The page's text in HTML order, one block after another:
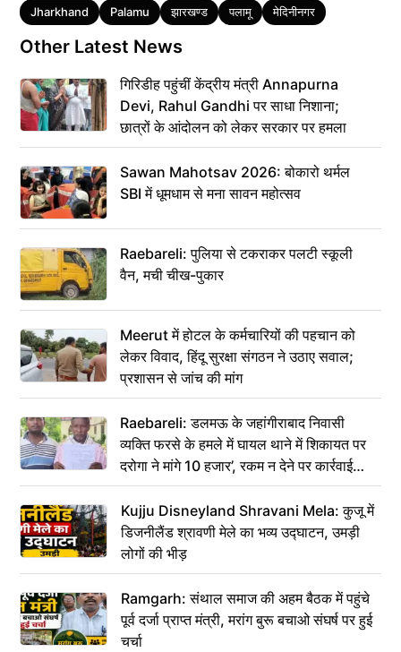
Tags
Jharkhand Palamu झारखण्ड पलामू मेदिनीनगर
Other Latest News
गिरिडीह पहुंचीं केंद्रीय मंत्री Annapurna
Devi, Rahul Gandhi पर साधा निशाना;
छात्रों के आंदोलन को लेकर सरकार पर हमला
Sawan Mahotsav 2026: बोकारो थर्मल
SBI में धूमधाम से मना सावन महोत्सव
Raebareli: पुलिया से टकराकर पलटी स्कूली
वैन, मची चीख-पुकार
Meerut में होटल के कर्मचारियों की पहचान को
लेकर विवाद, हिंदू सुरक्षा संगठन ने उठाए सवाल;
प्रशासन से जांच की मांग
Raebareli: डलमऊ के जहांगीराबाद निवासी
व्यक्ति फरसे के हमले में घायल थाने में शिकायत पर
दरोगा ने मांगे 10 हजार’, रकम न देने पर कार्रवाई
ठंडी!
Kujju Disneyland Shravani Mela: कुजू में
डिजनीलैंड श्रावणी मेले का भव्य उद्घाटन, उमड़ी
लोगों की भीड़
Ramgarh: संथाल समाज की अहम बैठक में पहुंचे
पूर्व दर्जा प्राप्त मंत्री, मरांग बुरू बचाओ संघर्ष पर हुई
चर्चा